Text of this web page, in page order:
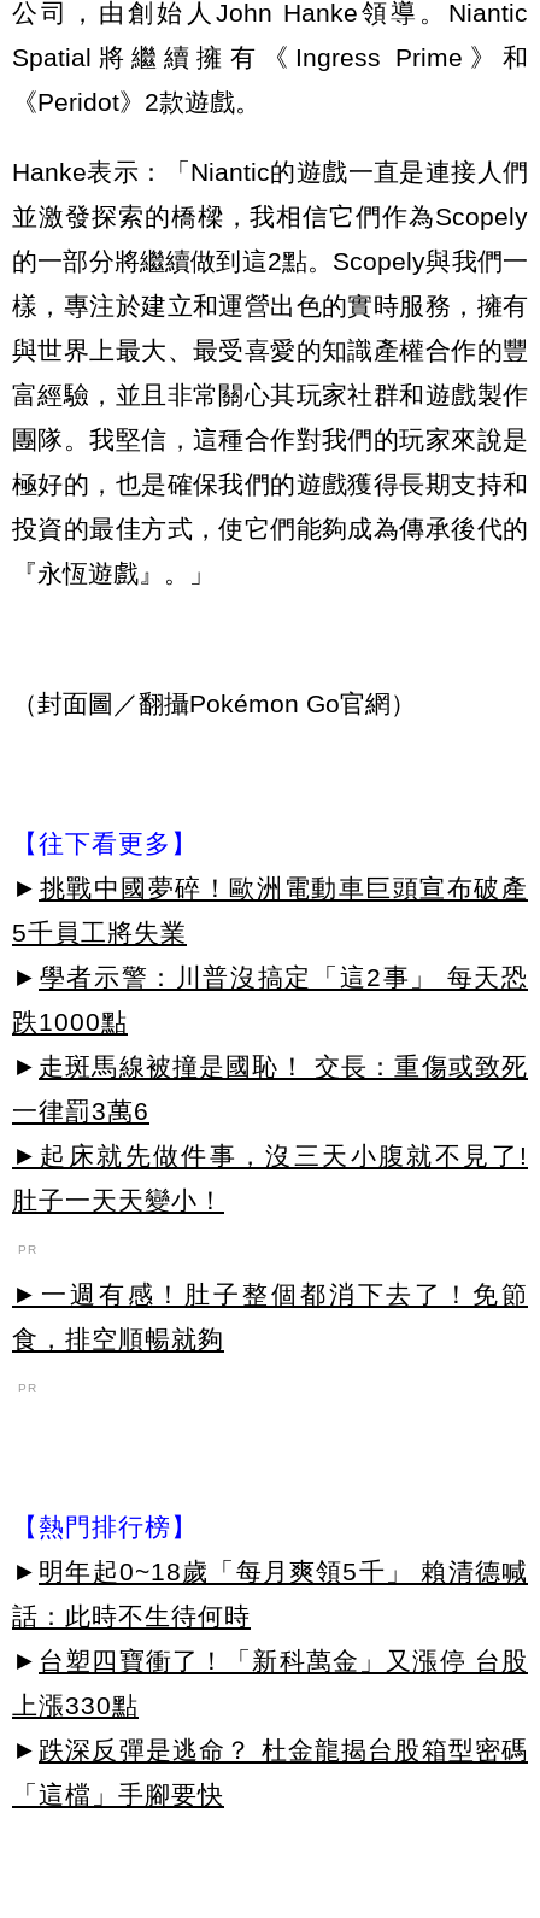
公司，由創始人John Hanke領導。Niantic
Spatial將繼續擁有《Ingress Prime》和
《Peridot》2款遊戲。
Hanke表示：「Niantic的遊戲一直是連接人們
並激發探索的橋樑，我相信它們作為Scopely
的一部分將繼續做到這2點。Scopely與我們一
樣，專注於建立和運營出色的實時服務，擁有
與世界上最大、最受喜愛的知識產權合作的豐
富經驗，並且非常關心其玩家社群和遊戲製作
團隊。我堅信，這種合作對我們的玩家來說是
極好的，也是確保我們的遊戲獲得長期支持和
投資的最佳方式，使它們能夠成為傳承後代的
『永恆遊戲』。」
（封面圖／翻攝Pokémon Go官網）
【往下看更多】
► 挑戰中國夢碎！歐洲電動車巨頭宣布破產
5千員工將失業
► 學者示警：川普沒搞定「這2事」 每天恐
跌1000點
► 走斑馬線被撞是國恥！ 交長：重傷或致死
一律罰3萬6
►起床就先做件事，沒三天小腹就不見了!
肚子一天天變小！
PR
►一週有感！肚子整個都消下去了！免節
食，排空順暢就夠
PR
【熱門排行榜】
► 明年起0~18歲「每月爽領5千」 賴清德喊
話：此時不生待何時
► 台塑四寶衝了！「新科萬金」又漲停 台股
上漲330點
► 跌深反彈是逃命？ 杜金龍揭台股箱型密碼
「這檔」手腳要快